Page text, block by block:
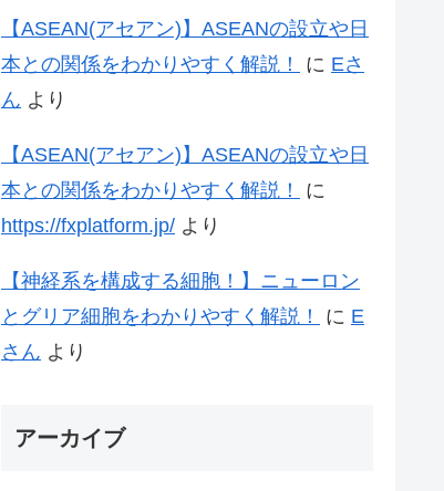
【ASEAN(アセアン)】ASEANの設立や日
本との関係をわかりやすく解説！
に Eさ
ん より
【ASEAN(アセアン)】ASEANの設立や日
本との関係をわかりやすく解説！
に
https://fxplatform.jp/ より
【神経系を構成する細胞！】ニューロン
とグリア細胞をわかりやすく解説！
に E
さん より
アーカイブ